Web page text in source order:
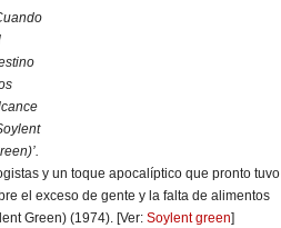
y un toque apocalíptico que pronto tuvo
el exceso de gente y la falta de alimentos
Green) (1974). [Ver: Soylent green]